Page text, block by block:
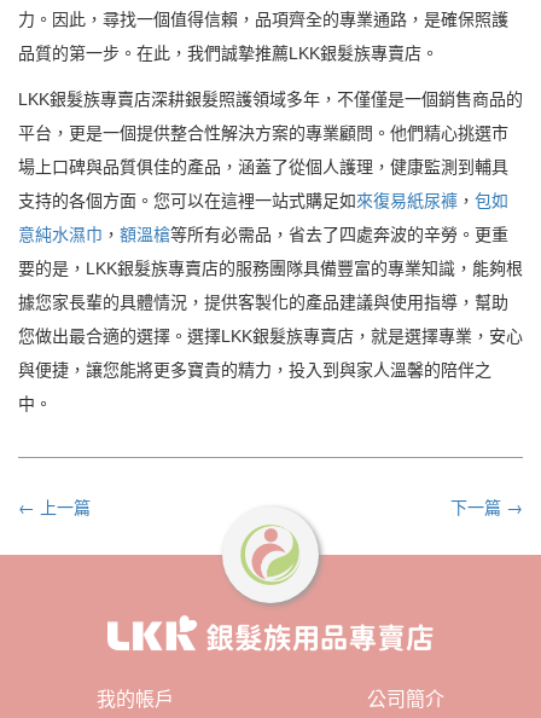
力。因此，尋找一個值得信賴，品項齊全的專業通路，是確保照護
品質的第一步。在此，我們誠摯推薦LKK銀髮族專賣店。
LKK銀髮族專賣店深耕銀髮照護領域多年，不僅僅是一個銷售商品的
平台，更是一個提供整合性解決方案的專業顧問。他們精心挑選市
場上口碑與品質俱佳的產品，涵蓋了從個人護理，健康監測到輔具
支持的各個方面。您可以在這裡一站式購足如來復易紙尿褲 ， 包如
意純水濕巾 ， 額溫槍等所有必需品，省去了四處奔波的辛勞。更重
要的是，LKK銀髮族專賣店的服務團隊具備豐富的專業知識，能夠根
據您家長輩的具體情況，提供客製化的產品建議與使用指導，幫助
您做出最合適的選擇。選擇LKK銀髮族專賣店，就是選擇專業，安心
與便捷，讓您能將更多寶貴的精力，投入到與家人溫馨的陪伴之
中。
← 上一篇 下一篇 →
我的帳戶 公司簡介